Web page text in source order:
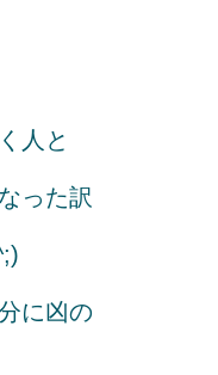
人と
った訳
に凶の